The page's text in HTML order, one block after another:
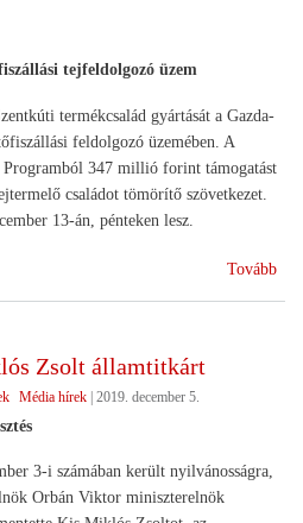
tejfeldolgozó üzem
termékcsalád gyártását a Gazda-
feldolgozó üzemében. A
Programból 347 millió forint támogatást
családot tömörítő szövetkezet.
13-án, pénteken lesz.
Tovább
Zsolt államtitkárt
Média hírek | 2019. december 5.
3-i számában került nyilvánosságra,
Orbán Viktor miniszterelnök